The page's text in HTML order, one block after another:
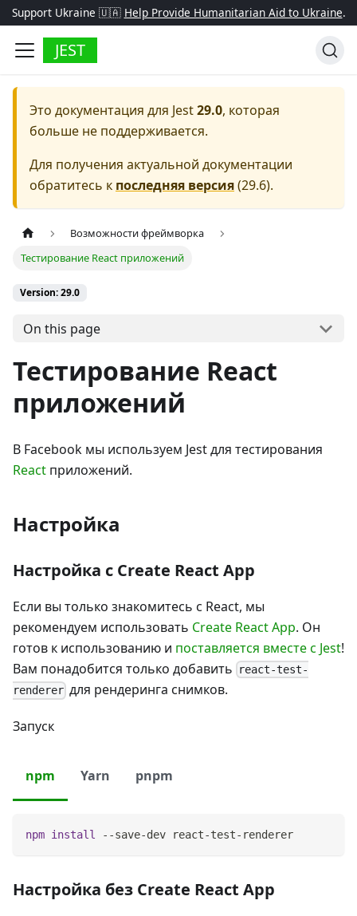
Support Ukraine 🇺🇦 Help Provide Humanitarian Aid to Ukraine.
JEST
Это документация для Jest29.0, которая
больше не поддерживается.
Для получения актуальной документации
обратитесь к последняя версия(29.6).
Возможности фреймворка
Тестирование React приложений
Version: 29.0
On this page
Тестирование React
приложений
В Facebook мы используем Jest для тестирования
React приложений.
Настройка
Настройка с Create React App
Если вы только знакомитесь с React, мы
рекомендуем использовать Create React App. Он
готов к использованию и поставляется вместе с Jest!
Вам понадобится только добавить
react-test-
renderer для рендеринга снимков.
Запуск
npm Yarn pnpm
npm install --save-dev react-test-renderer
Настройка без Create React App